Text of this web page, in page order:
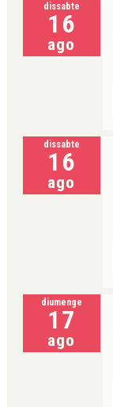
dissabte
16
ago
dissabte
16
ago
diumenge
17
ago